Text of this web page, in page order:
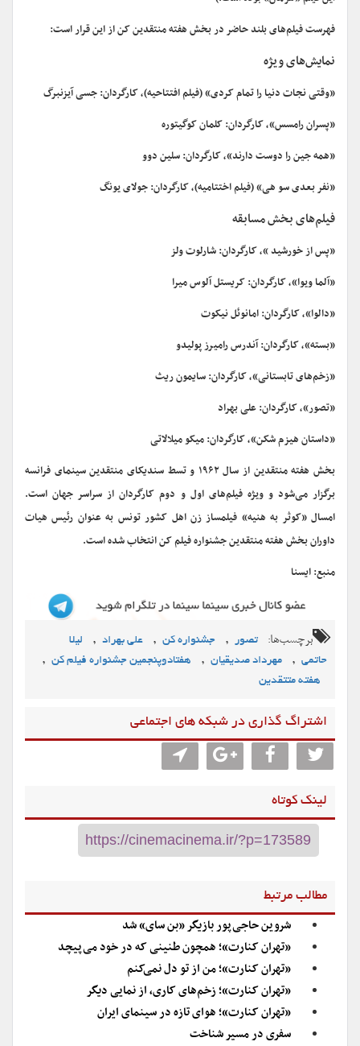
فهرست فیلم‌های بلند حاضر در بخش هفته منتقدین کن از این قرار است:
نمایش‌های ویژه
«وقتی نجات دنیا را تمام کردی» (فیلم افتتاحیه)، کارگردان: جسی آیزنبرگ
«پسران رامسس»، کارگردان: کلمان کوگیتوره
«همه جین را دوست دارند»، کارگردان: سلین دوو
«نفر بعدی سو هی» (فیلم اختتامیه)، کارگردان: جولای یونگ
فیلم‌های بخش مسابقه
«پس از خورشید »، کارگردان: شارلوت ولز
«آلما ویوا»، کارگردان: کریستل آلوس میرا
«دالوا»، کارگردان: امانوئل نیکوت
«بسته»، کارگردان: آندرس رامیرز پولیدو
«زخم‌های تابستانی»، کارگردان: سایمون ریث
«تصور»، کارگردان: علی بهراد
«داستان هیزم شکن»، کارگردان: میکو میلالاتی
بخش هفته منتقدین از سال ۱۹۶۲ و تسط سندیکای منتقدین سینمای فرانسه
برگزار می‌شود و ویژه فیلم‌های اول و دوم کارگردان از سراسر جهان است.
امسال «کوثر به هنیه» فیلمساز زن اهل کشور تونس به عنوان رئیس هیات
داوران بخش هفته منتقدین جشنواره فیلم کن انتخاب شده است.
منبع: ایسنا
برچسب‌ها: تصور , جشنواره کن , علی بهراد ,
لیلا
حاتمی , مهرداد صدیقیان , هفتادوپنجمین جشنواره فیلم کن ,
هفته متتقدین
اشتراگ گذاری در شبکه های اجتماعی
لینک کوتاه
مطالب مرتبط
شروین حاجی‌پور بازیگر «بن سای» شد
«تهران کنارت»؛ همچون طنینی که در خود می‌پیچد
«تهران کنارت»؛ من از تو دل نمی‌کنم
«تهران کنارت»؛ زخم‌های کاری، از نمایی دیگر
«تهران کنارت»؛ هوای تازه در سینمای ایران
سفری در مسیر شناخت